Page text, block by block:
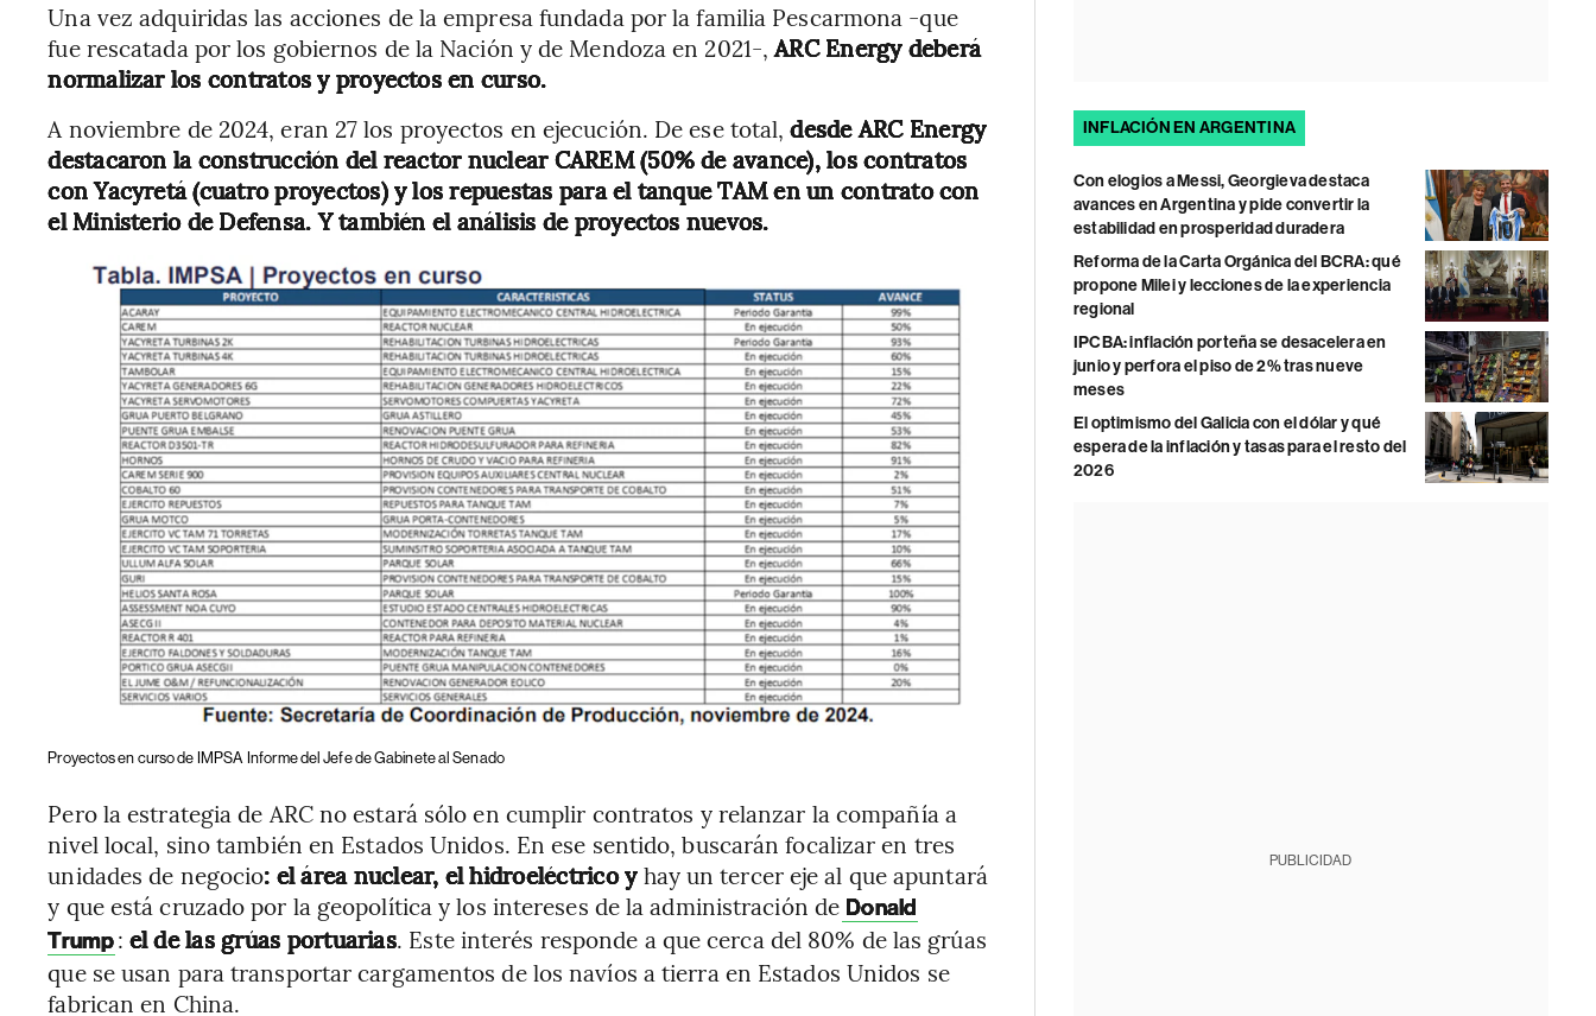
Una vez adquiridas las acciones de la empresa fundada por la familia Pescarmona -que
fue rescatada por los gobiernos de la Nación y de Mendoza en 2021-,ARC Energy deberá
normalizar los contratos y proyectos en curso.
A noviembre de 2024, eran 27 los proyectos en ejecución. De ese total,desde ARC Energy
destacaron la construcción del reactor nuclear CAREM (50% de avance), los contratos
con Yacyretá (cuatro proyectos) y los repuestas para el tanque TAM en un contrato con
el Ministerio de Defensa. Y también el análisis de proyectos nuevos.
Proyectos en curso de IMPSA Informe del Jefe de Gabinete al Senado
Pero la estrategia de ARC no estará sólo en cumplir contratos y relanzar la compañía a
nivel local, sino también en Estados Unidos. En ese sentido, buscarán focalizar en tres
unidades de negocio: el área nuclear, el hidroeléctrico yhay un tercer eje al que apuntará
y que está cruzado por la geopolítica y los intereses de la administración de Donald
Trump: el de las grúas portuarias. Este interés responde a que cerca del 80% de las grúas
que se usan para transportar cargamentos de los navíos a tierra en Estados Unidos se
fabrican en China.
INFLACIÓN EN ARGENTINA
Con elogios a Messi, Georgieva destaca
avances en Argentina y pide convertir la
estabilidad en prosperidad duradera
Reforma de la Carta Orgánica del BCRA: qué
propone Milei y lecciones de la experiencia
regional
IPCBA: inflación porteña se desacelera en
junio y perfora el piso de 2% tras nueve
meses
El optimismo del Galicia con el dólar y qué
espera de la inflación y tasas para el resto del
2026
PUBLICIDAD